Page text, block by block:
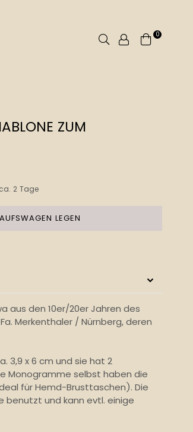
Suchen 0
ZUM
2 Tage
LEGEN
aus den 10er/20er Jahren des
Merkenthaler / Nürnberg, deren
3,9 x 6 cm und sie hat 2
Monogramme selbst haben die
für Hemd-Brusttaschen). Die
benutzt und kann evtl. einige